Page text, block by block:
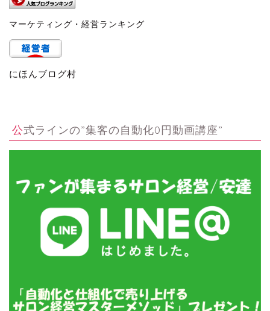
マーケティング・経営ランキング
にほんブログ村
公式ラインの”集客の自動化0円動画講座”